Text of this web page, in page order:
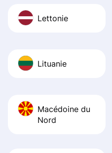
Lettonie
Lituanie
Macédoine du
Nord